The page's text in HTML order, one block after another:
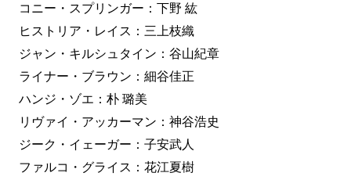
コニー・スプリンガー：下野 紘
ヒストリア・レイス：三上枝織
ジャン・キルシュタイン：谷山紀章
ライナー・ブラウン：細谷佳正
ハンジ・ゾエ：朴 璐美
リヴァイ・アッカーマン：神谷浩史
ジーク・イェーガー：子安武人
ファルコ・グライス：花江夏樹